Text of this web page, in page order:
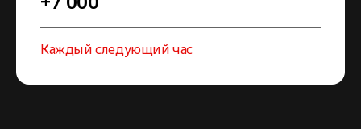
Каждый следующий час